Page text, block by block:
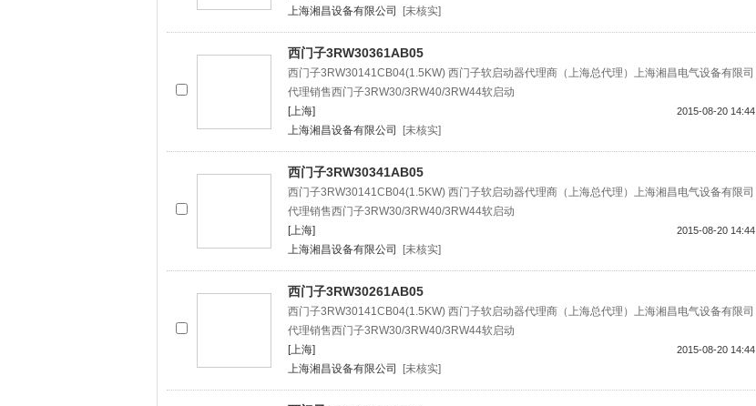
上海湘昌设备有限公司
[未核实]
西门子3RW30361AB05
西门子3RW30141CB04(1.5KW) 西门子软启动器代理商（上海总代理）上海湘昌电气设备有限司
代理销售西门子3RW30/3RW40/3RW44软启动
2015-08-20 14:44
[上海]
上海湘昌设备有限公司
[未核实]
西门子3RW30341AB05
西门子3RW30141CB04(1.5KW) 西门子软启动器代理商（上海总代理）上海湘昌电气设备有限司
代理销售西门子3RW30/3RW40/3RW44软启动
2015-08-20 14:44
[上海]
上海湘昌设备有限公司
[未核实]
西门子3RW30261AB05
西门子3RW30141CB04(1.5KW) 西门子软启动器代理商（上海总代理）上海湘昌电气设备有限司
代理销售西门子3RW30/3RW40/3RW44软启动
2015-08-20 14:44
[上海]
上海湘昌设备有限公司
[未核实]